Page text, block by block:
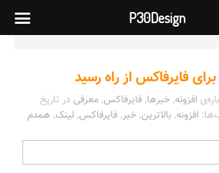
فایرفاکس از راه رسید
افزونه,خبرها,فایرفاکس,معرفی در تاریخ
افزونه,بالاترین,خبر,فایرفاکس,لینک, همدم
P30Design